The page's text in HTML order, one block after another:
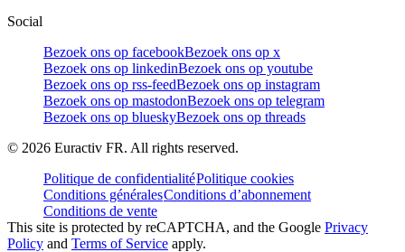
Social
Bezoek ons op facebookBezoek ons op x
Bezoek ons op linkedinBezoek ons op youtube
Bezoek ons op rss-feedBezoek ons op instagram
Bezoek ons op mastodonBezoek ons op telegram
Bezoek ons op blueskyBezoek ons op threads
© 2026 Euractiv FR. All rights reserved.
Politique de confidentialitéPolitique cookies
Conditions généralesConditions d’abonnement
Conditions de vente
This site is protected by reCAPTCHA, and the Google Privacy
Policy and Terms of Service apply.